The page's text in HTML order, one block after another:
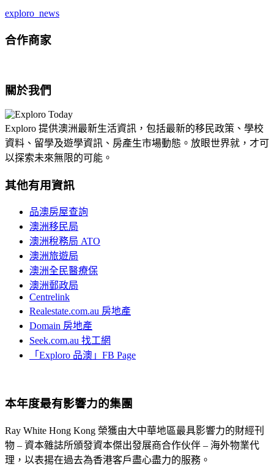
exploro_news
合作商家
關於我們
Exploro 提供澳洲最新生活資訊，包括最新的移民政策、學校
資料、留學及遊學資訊、房產生市場動態。放眼世界就，才可
以探索未來無限的可能。
其他有用資訊
品澳房屋查詢
澳洲移民局
澳洲稅務局 ATO
澳洲旅遊局
澳洲全民醫療保
澳洲郵政局
Centrelink
Realestate.com.au 房地產
Domain 房地產
Seek.com.au 找工網
「Exploro 品澳」FB Page
本年度最有影響力的集團
Ray White Hong Kong 榮獲由大中華地區最具影響力的財經刊
物 – 資本雜誌所頒發資本傑出發展商合作伙伴 – 海外物業代
理，以表揚在過去為香港客戶盡心盡力的服務。